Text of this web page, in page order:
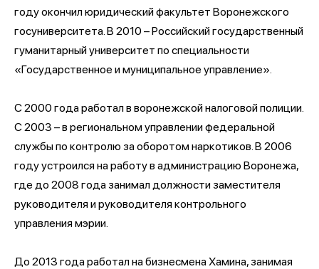
году окончил юридический факультет Воронежского
госуниверситета. В 2010 – Российский государственный
гуманитарный университет по специальности
«Государственное и муниципальное управление».
С 2000 года работал в воронежской налоговой полиции.
С 2003 – в региональном управлении федеральной
службы по контролю за оборотом наркотиков. В 2006
году устроился на работу в администрацию Воронежа,
где до 2008 года занимал должности заместителя
руководителя и руководителя контрольного
управления мэрии.
До 2013 года работал на бизнесмена Хамина, занимая